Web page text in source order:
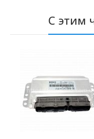
С этим